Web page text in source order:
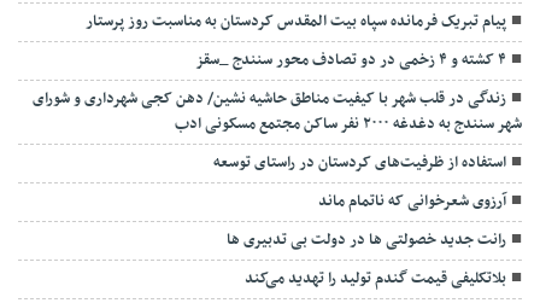
پیام تبریک فرمانده سپاه بیت المقدس کردستان به مناسبت روز پرستار
۴ کشته و ۴ زخمی در دو تصادف محور سنندج _سقز
زندگی در قلب شهر با کیفیت مناطق حاشیه نشین/ دهن کجی شهرداری و شورای
شهر سنندج به دغدغه ۲۰۰۰ نفر ساکن مجتمع مسکونی ادب
استفاده از ظرفیت‌های کردستان در راستای توسعه
آرزوی شعرخوانی که ناتمام ماند
رانت جدید خصولتی ها در دولت بی تدبيری ها
بلاتکلیفی قیمت گندم تولید را تهدید می‌کند